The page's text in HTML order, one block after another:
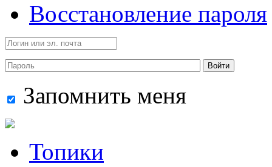
Восстановление пароля
Войти
Запомнить меня
Топики